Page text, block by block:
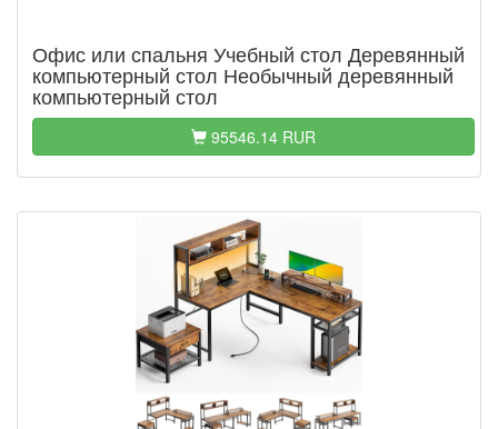
Офис или спальня Учебный стол Деревянный
компьютерный стол Необычный деревянный
компьютерный стол
95546.14 RUR